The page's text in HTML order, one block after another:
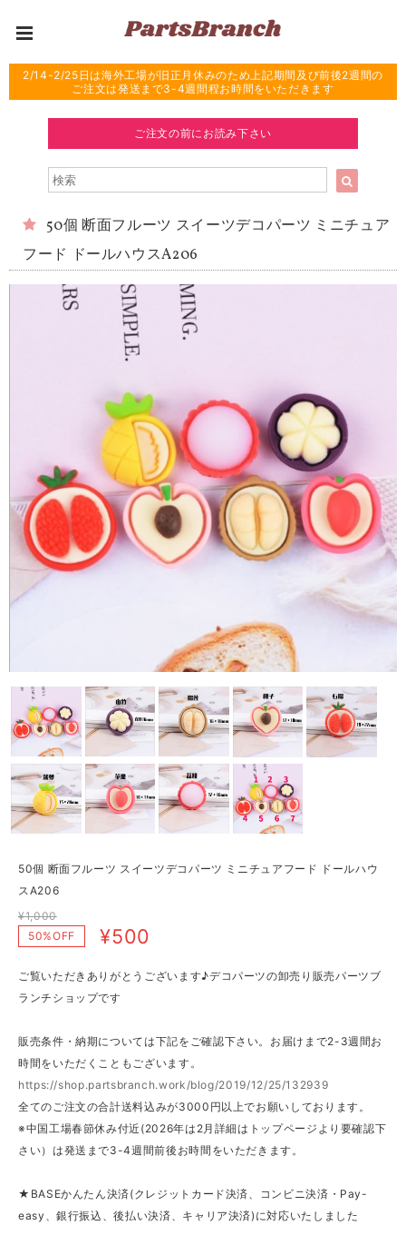
2/14-2/25日は海外工場が旧正月休みのため上記期間及び前後2週間の
ご注文は発送まで3-4週間程お時間をいただきます
ご注文の前にお読み下さい
50個 断面フルーツ スイーツデコパーツ ミニチュア
フード ドールハウスA206
50個 断面フルーツ スイーツデコパーツ ミニチュアフード ドールハウ
スA206
¥1,000
50%OFF
¥500
ご覧いただきありがとうございます♪デコパーツの卸売り販売パーツブ
ランチショップです
販売条件・納期については下記をご確認下さい。お届けまで2-3週間お
時間をいただくこともございます。
https://shop.partsbranch.work/blog/2019/12/25/132939
全てのご注文の合計送料込みが3000円以上でお願いしております。
※中国工場春節休み付近(2026年は2月詳細はトップページより要確認下
さい）は発送まで3-4週間前後お時間をいただきます。
★BASEかんたん決済(クレジットカード決済、コンビニ決済・Pay-
easy、銀行振込、後払い決済、キャリア決済)に対応いたしました